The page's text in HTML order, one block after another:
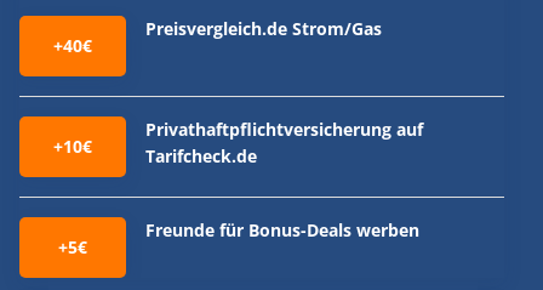
+40€
Preisvergleich.de Strom/Gas
+10€
Privathaftpflichtversicherung auf
Tarifcheck.de
+5€
Freunde für Bonus-Deals werben